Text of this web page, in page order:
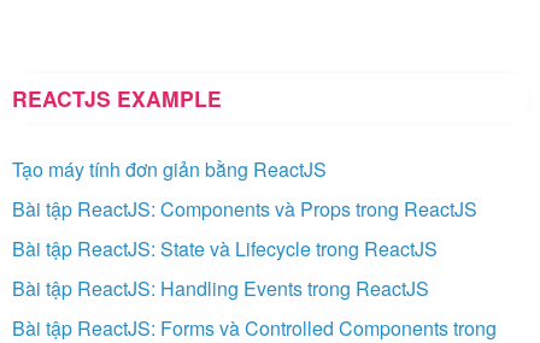
REACTJS EXAMPLE
Tạo máy tính đơn giản bằng ReactJS
Bài tập ReactJS: Components và Props trong ReactJS
Bài tập ReactJS: State và Lifecycle trong ReactJS
Bài tập ReactJS: Handling Events trong ReactJS
Bài tập ReactJS: Forms và Controlled Components trong